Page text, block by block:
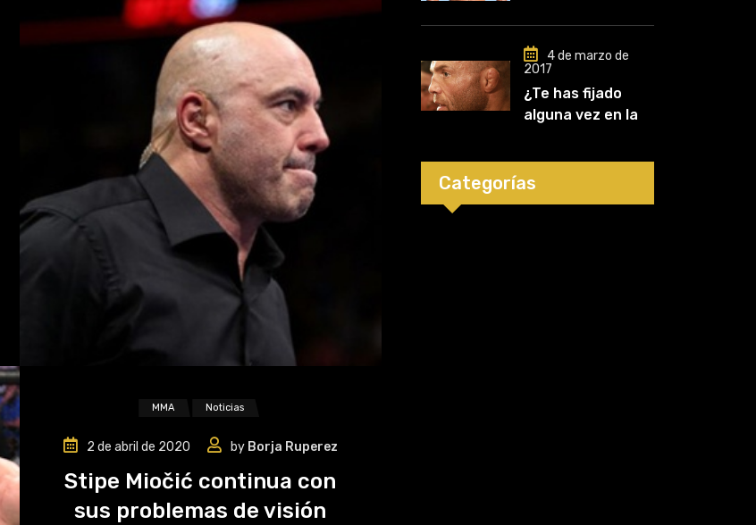
MMA Noticias
2 de abril de 2020 by Borja Ruperez
Stipe Miočić continua con
sus problemas de visión
4 de marzo de
2017
¿Te has fijado
alguna vez en las
luchadores?
Categorías